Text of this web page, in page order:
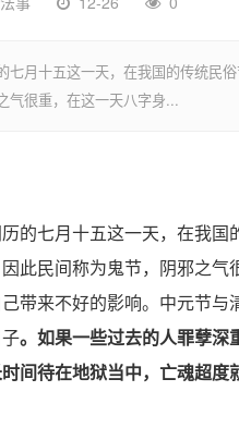
七月十五这一天，在我国的传统民
气很重，在这一天八字身...
七月十五这一天，在我国
此民间称为鬼节，阴邪之气
带来不好的影响。中元节
。如果一些过去的人罪孽深
间待在地狱当中，亡魂超度